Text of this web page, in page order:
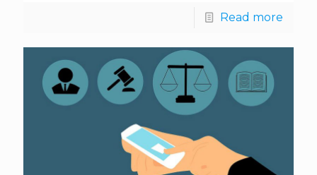
Read more